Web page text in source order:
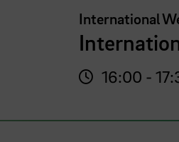
International
16:00 -